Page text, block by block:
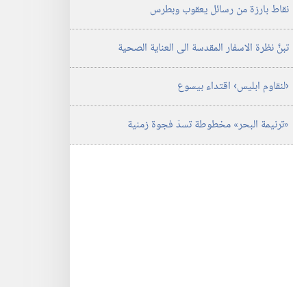
نقاط بارزة من رسائل يعقوب وبطرس
تبنَّ نظرة الاسفار المقدسة الى العناية الصحية
‏‹لنقاوم ابليس› اقتداء بيسوع
‏«ترنيمة البحر» مخطوطة تسدّ فجوة زمنية